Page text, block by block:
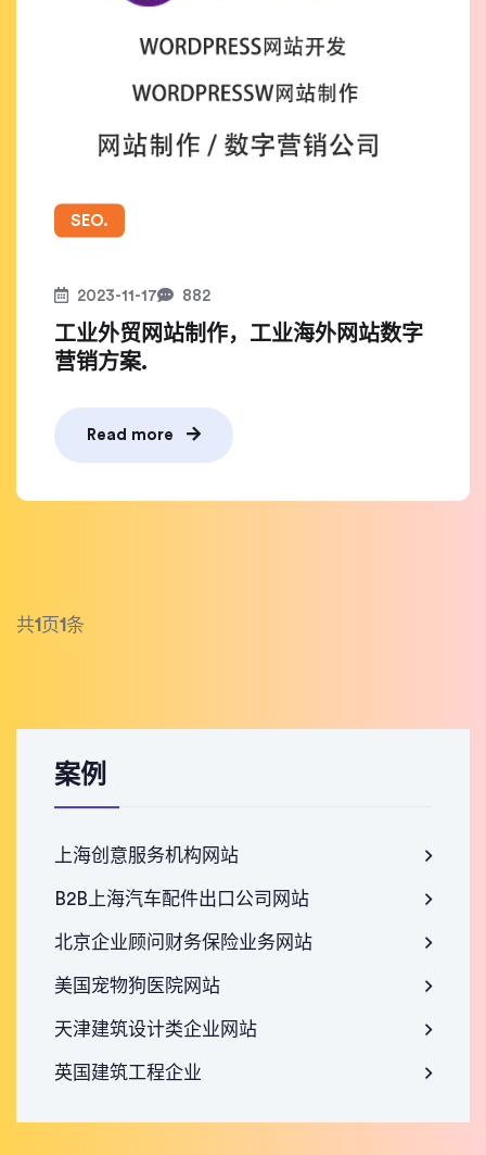
SEO.
2023-11-17 882
工业外贸网站制作，工业海外网站数字
营销方案.
Read more
共1 页1条
案例
上海创意服务机构网站
B2B上海汽车配件出口公司网站
北京企业顾问财务保险业务网站
美国宠物狗医院网站
天津建筑设计类企业网站
英国建筑工程企业